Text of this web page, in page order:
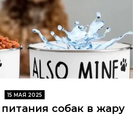
15 МАЯ 2025
собак в жару